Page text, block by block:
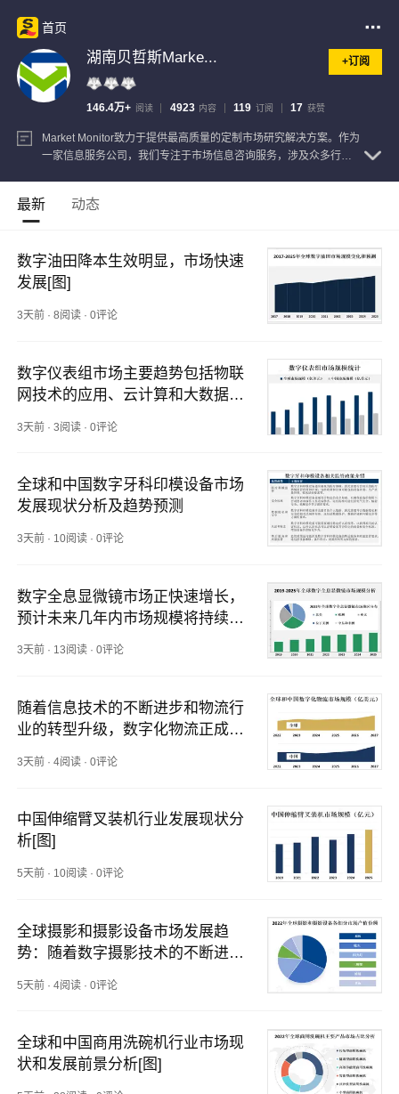
首页
湖南贝哲斯Marke... +订阅
146.4万+ 阅读 4923 内容 119 订阅 17 获赞
Market Monitor致力于提供最高质量的定制市场研究解决方案。作为
一家信息服务公司，我们专注于市场信息咨询服务，涉及众多行
册信息
最新 动态
数字油田降本生效明显，市场快速
发展[图]
3天前 ·8阅读 ·0评论
数字仪表组市场主要趋势包括物联
网技术的应用、云计算和大数据分
应用等
3天前 ·3阅读 ·0评论
全球和中国数字牙科印模设备市场
发展现状分析及趋势预测
3天前 · 10阅读 ·0评论
数字全息显微镜市场正快速增长，
预计未来几年内市场规模将持续扩
3天前 · 13阅读 ·0评论
随着信息技术的不断进步和物流行
业的转型升级，数字化物流正成为
手段
3天前 ·4阅读 ·0评论
中国伸缩臂叉装机行业发展现状分
析[图]
5天前 · 10阅读 ·0评论
全球摄影和摄影设备市场发展趋
势：随着数字摄影技术的不断进
流的摄影设备
5天前 ·4阅读 ·0评论
全球和中国商用洗碗机行业市场现
状和发展前景分析[图]